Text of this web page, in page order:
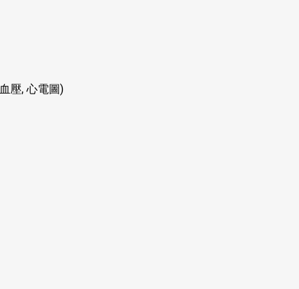
血壓,心電圖)